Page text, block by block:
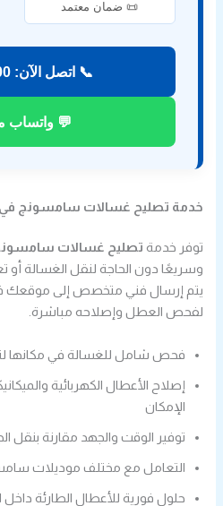
📜 ضمان معتمد
📞 اتصل الآن: 50476800
💬 واتساب
خدمة تصليح غسالات سامسونج في
توفر خدمة تصليح غسالات
وسريعًا دون الحاجة لنقل الغسالة أو
يتم إرسال فني متخصص إلى موقعك
لفحص العطل وإصلاحه مباشرة.
فحص شامل للغسالة في مكانها
إصلاح الأعطال الكهربائية
الإمكان
توفير الوقت والجهد مقارنة بنقل
التعامل مع مختلف موديلات
حلول فورية للأعطال الطارئة داخل